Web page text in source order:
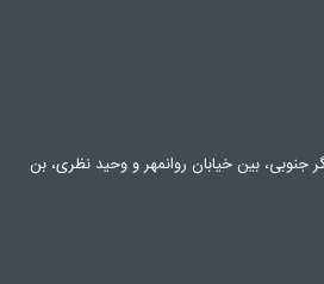
جنوبی، بین خیابان روانمهر و وحید نظری، بن